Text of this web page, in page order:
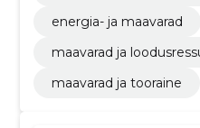
energia- ja maavarad
maavarad ja
maavarad ja tooraine